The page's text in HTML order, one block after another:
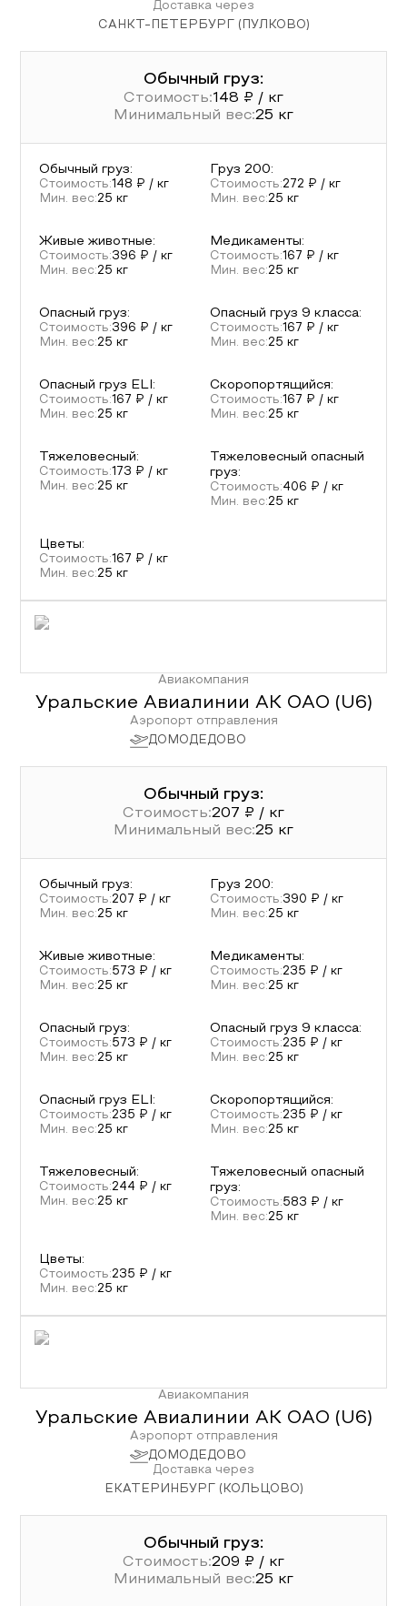
Доставка через
САНКТ-ПЕТЕРБУРГ (ПУЛКОВО)
Обычный груз:
Стоимость:148 ₽ / кг
Минимальный вес:25 кг
Обычный груз:
Стоимость:148 ₽ / кг
Мин. вес:25 кг
Груз 200:
Стоимость:272 ₽ / кг
Мин. вес:25 кг
Живые животные:
Стоимость:396 ₽ / кг
Мин. вес:25 кг
Медикаменты:
Стоимость:167 ₽ / кг
Мин. вес:25 кг
Опасный груз:
Стоимость:396 ₽ / кг
Мин. вес:25 кг
Опасный груз 9 класса:
Стоимость:167 ₽ / кг
Мин. вес:25 кг
Опасный груз ELI :
Стоимость:167 ₽ / кг
Мин. вес:25 кг
Скоропортящийся:
Стоимость:167 ₽ / кг
Мин. вес:25 кг
Тяжеловесный:
Стоимость:173 ₽ / кг
Мин. вес:25 кг
Тяжеловесный опасный
груз:
Стоимость:406 ₽ / кг
Мин. вес:25 кг
Цветы:
Стоимость:167 ₽ / кг
Мин. вес:25 кг
Авиакомпания
Уральские Авиалинии АК ОАО ( U6)
Аэропорт отправления
ДОМОДЕДОВО
Обычный груз:
Стоимость:207 ₽ / кг
Минимальный вес:25 кг
Обычный груз:
Стоимость:207 ₽ / кг
Мин. вес:25 кг
Груз 200:
Стоимость:390 ₽ / кг
Мин. вес:25 кг
Живые животные:
Стоимость:573 ₽ / кг
Мин. вес:25 кг
Медикаменты:
Стоимость:235 ₽ / кг
Мин. вес:25 кг
Опасный груз:
Стоимость:573 ₽ / кг
Мин. вес:25 кг
Опасный груз 9 класса:
Стоимость:235 ₽ / кг
Мин. вес:25 кг
Опасный груз ELI :
Стоимость:235 ₽ / кг
Мин. вес:25 кг
Скоропортящийся:
Стоимость:235 ₽ / кг
Мин. вес:25 кг
Тяжеловесный:
Стоимость:244 ₽ / кг
Мин. вес:25 кг
Тяжеловесный опасный
груз:
Стоимость:583 ₽ / кг
Мин. вес:25 кг
Цветы:
Стоимость:235 ₽ / кг
Мин. вес:25 кг
Авиакомпания
Уральские Авиалинии АК ОАО ( U6)
Аэропорт отправления
ДОМОДЕДОВО
Доставка через
ЕКАТЕРИНБУРГ (КОЛЬЦОВО)
Обычный груз:
Стоимость:209 ₽ / кг
Минимальный вес:25 кг